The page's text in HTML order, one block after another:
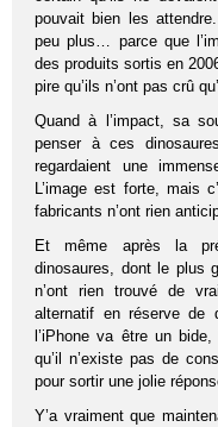
pouvait bien les
peu plus… parce que
des produits sortis en
pire qu’ils n’ont pas crû
Quand à l’impact, sa
penser à ces
regardaient une
L’image est forte, mais
fabricants n’ont rien
Et même après la
dinosaures, dont le plus
n’ont rien trouvé de
alternatif en réserve de
l’iPhone va être un
qu’il n’existe pas de
pour sortir une jolie
Y’a vraiment que